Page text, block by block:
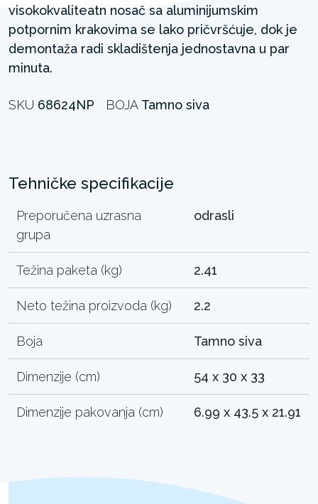
visokokvaliteatn nosač sa aluminijumskim
potpornim krakovima se lako pričvršćuje, dok je
demontaža radi skladištenja jednostavna u par
minuta.
SKU 68624NP BOJA Tamno siva
Tehničke specifikacije
Preporučena uzrasna
grupa
odrasli
Težina paketa (kg) 2.41
Neto težina proizvoda (kg) 2.2
Boja Tamno siva
Dimenzije (cm) 54 x 30 x 33
Dimenzije pakovanja (cm) 6.99 x 43.5 x 21.91